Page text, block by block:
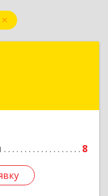
8
обл, Гурьевск г,